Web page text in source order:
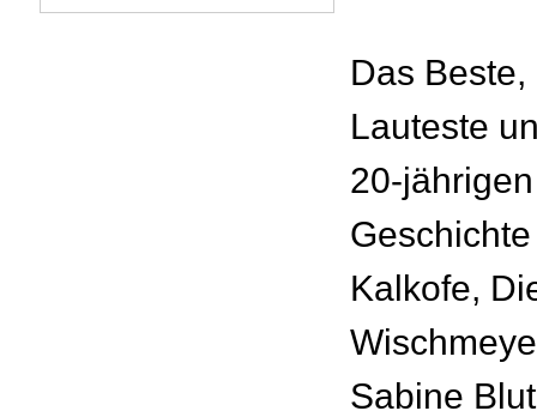
Das
Lauteste
20-
Kalkofe,
Sabine